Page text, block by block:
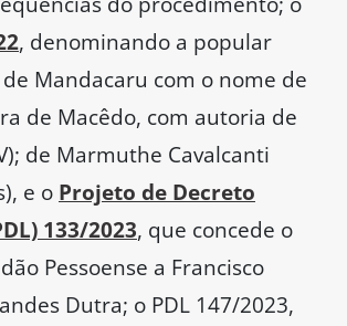
, denominando a popular
de Mandacaru com o nome de
de Macêdo, com autoria de
de Marmuthe Cavalcanti
e o Projeto de Decreto
133/2023, que concede o
Pessoense a Francisco
Dutra; o PDL 147/2023,